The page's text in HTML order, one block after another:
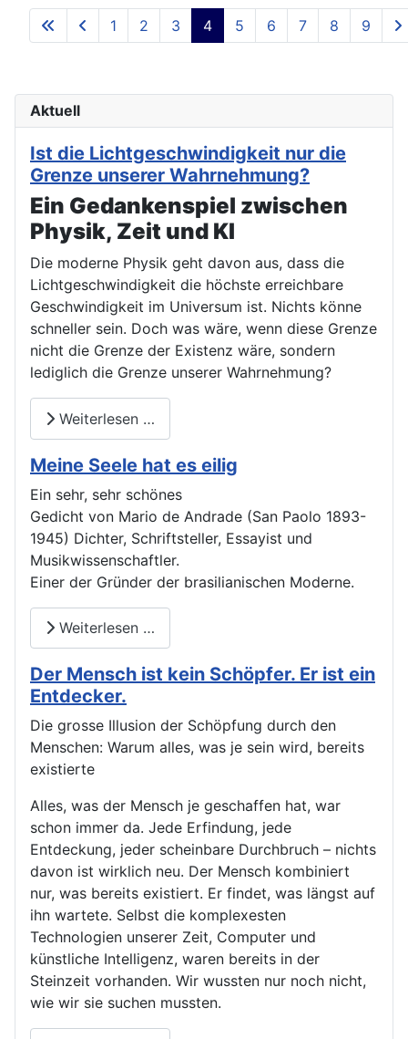
1 2 3 4 5 6 7 8 9
Aktuell
Ist die Lichtgeschwindigkeit nur die
Grenze unserer Wahrnehmung?
Ein Gedankenspiel zwischen
Physik, Zeit und KI
Die moderne Physik geht davon aus, dass die
Lichtgeschwindigkeit die höchste erreichbare
Geschwindigkeit im Universum ist. Nichts könne
schneller sein. Doch was wäre, wenn diese Grenze
nicht die Grenze der Existenz wäre, sondern
lediglich die Grenze unserer Wahrnehmung?
Weiterlesen …
Meine Seele hat es eilig
Ein sehr, sehr schönes
Gedicht von Mario de Andrade (San Paolo 1893-
1945) Dichter, Schriftsteller, Essayist und
Musikwissenschaftler.
Einer der Gründer der brasilianischen Moderne.
Weiterlesen …
Der Mensch ist kein Schöpfer. Er ist ein
Entdecker.
Die grosse Illusion der Schöpfung durch den
Menschen: Warum alles, was je sein wird, bereits
existierte
Alles, was der Mensch je geschaffen hat, war
schon immer da. Jede Erfindung, jede
Entdeckung, jeder scheinbare Durchbruch – nichts
davon ist wirklich neu. Der Mensch kombiniert
nur, was bereits existiert. Er findet, was längst auf
ihn wartete. Selbst die komplexesten
Technologien unserer Zeit, Computer und
künstliche Intelligenz, waren bereits in der
Steinzeit vorhanden. Wir wussten nur noch nicht,
wie wir sie suchen mussten.